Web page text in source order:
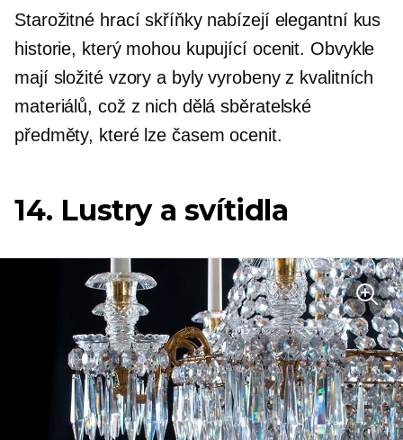
Starožitné hrací skříňky nabízejí elegantní kus
historie, který mohou kupující ocenit. Obvykle
mají složité vzory a byly vyrobeny z kvalitních
materiálů, což z nich dělá sběratelské
předměty, které lze časem ocenit.
14. Lustry a svítidla